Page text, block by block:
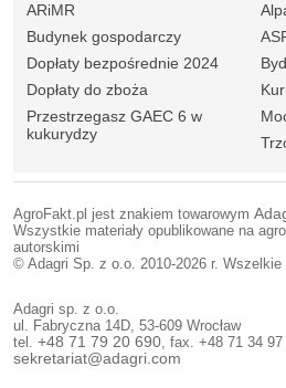
ARiMR
Budynek gospodarczy
Dopłaty bezpośrednie 2024
Dopłaty do zboża
Przestrzegasz GAEC 6 w
kukurydzy
AgroFakt.pl jest znakiem towarowym
Wszystkie materiały opublikowane na
autorskimi
© Adagri Sp. z o.o. 2010-2026 r. Wszelkie
Adagri sp. z o.o.
ul. Fabryczna 14D, 53-609 Wrocław
tel. +48 71 79 20 690 , fax. +48 71 34
sekretariat@adagri.com